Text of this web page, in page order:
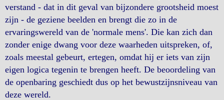
verstand - dat in dit geval van bijzondere grootsheid moest
zijn - de geziene beelden en brengt die zo in de
ervaringswereld van de 'normale mens'. Die kan zich dan
zonder enige dwang voor deze waarheden uitspreken, of,
zoals meestal gebeurt, ertegen, omdat hij er iets van zijn
eigen logica tegenin te brengen heeft. De beoordeling van
de openbaring geschiedt dus op het bewustzijnsniveau van
deze wereld.